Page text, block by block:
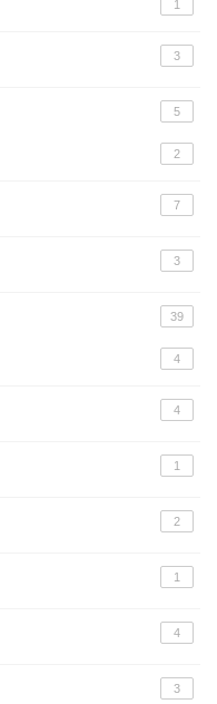
1
3
5
2
7
3
39
4
4
1
2
1
4
3